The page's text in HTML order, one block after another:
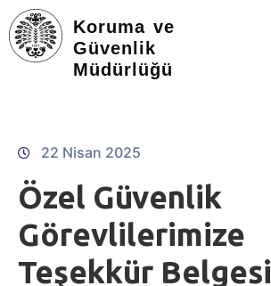
Koruma ve
Güvenlik
Müdürlüğü
HAKKIMIZDA
PERSONEL
İLETIŞIM
22 Nisan 2025
Özel Güvenlik
Görevlilerimize
Teşekkür Belgesi